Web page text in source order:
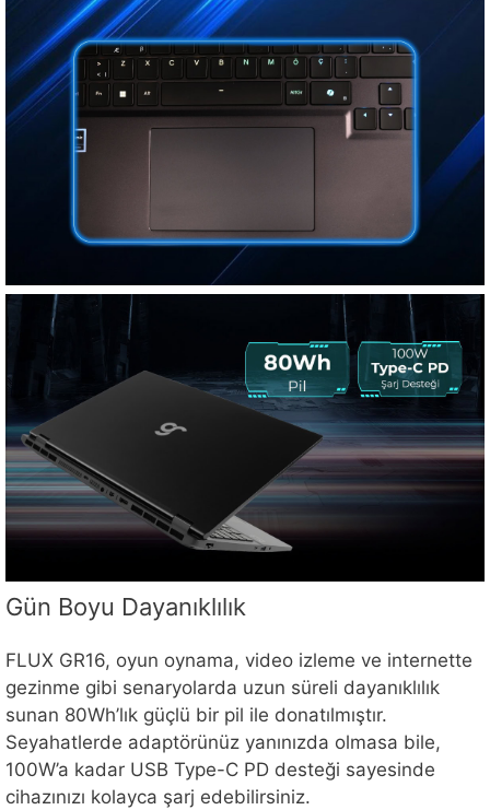
Gün Boyu Dayanıklılık
FLUX GR16, oyun oynama, video izleme ve internette
gezinme gibi senaryolarda uzun süreli dayanıklılık
sunan 80Wh’lık güçlü bir pil ile donatılmıştır.
Seyahatlerde adaptörünüz yanınızda olmasa bile,
100W’a kadar USB Type-C PD desteği sayesinde
cihazınızı kolayca şarj edebilirsiniz.